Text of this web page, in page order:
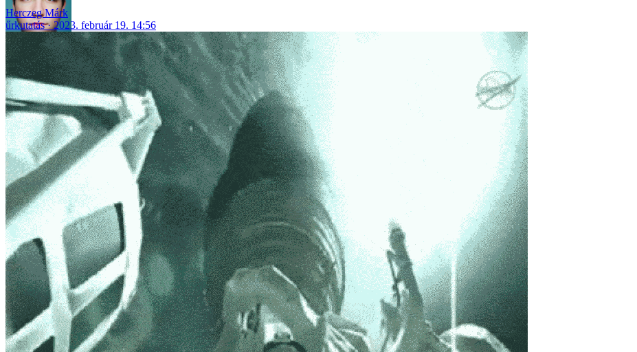
Herczeg Márk
űrkutatás
2023. február 19. 14:56